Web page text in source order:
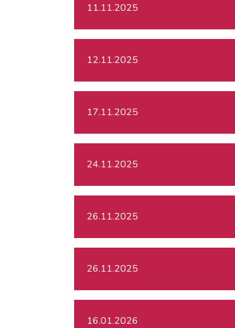
11.11.2025
12.11.2025
17.11.2025
24.11.2025
26.11.2025
26.11.2025
16.01.2026